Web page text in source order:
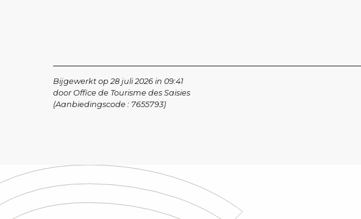
Bijgewerkt op 28 juli 2026 in 09:41
door Office de Tourisme des Saisies
(Aanbiedingscode : 7655793)